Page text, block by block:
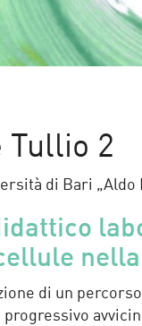
Tullio 2
di Bari „Aldo
di un